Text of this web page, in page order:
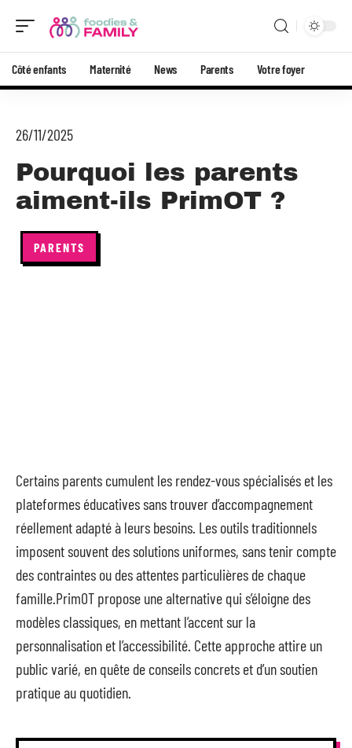
Côté enfants Maternité News Parents Votre foyer
26/11/2025
Pourquoi les parents
aiment-ils PrimOT ?
PARENTS
Certains parents cumulent les rendez-vous spécialisés et les
plateformes éducatives sans trouver d’accompagnement
réellement adapté à leurs besoins. Les outils traditionnels
imposent souvent des solutions uniformes, sans tenir compte
des contraintes ou des attentes particulières de chaque
famille.PrimOT propose une alternative qui s’éloigne des
modèles classiques, en mettant l’accent sur la
personnalisation et l’accessibilité. Cette approche attire un
public varié, en quête de conseils concrets et d’un soutien
pratique au quotidien.